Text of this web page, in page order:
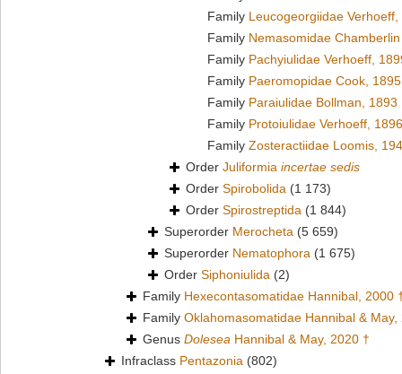
Family Leucogeorgiidae Verhoeff,
Family Nemasomidae
Family Pachyiulidae Verhoeff,
Family Paeromopidae Cook, 1895
Family Paraiulidae Bollman, 1893
Family Protoiulidae Verhoeff, 1896
Family Zosteractiidae Loomis,
Order Juliformia incertae sedis
Order Spirobolida (1 173)
Order Spirostreptida (1 844)
Superorder Merocheta (5 659)
Superorder Nematophora (1 675)
Order Siphoniulida (2)
Family Hexecontasomatidae Hannibal, 2000
Family Oklahomasomatidae Hannibal & May,
Genus Dolesea Hannibal & May, 2020 †
Infraclass Pentazonia (802)